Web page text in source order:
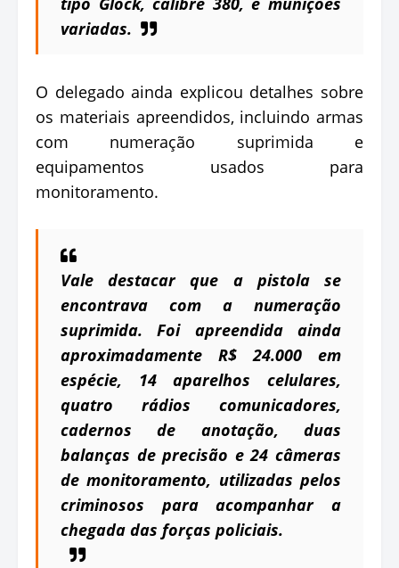
variadas.
O delegado ainda explicou detalhes sobre
os materiais apreendidos, incluindo armas
com numeração suprimida e
equipamentos usados para
monitoramento.
Vale destacar que a pistola se
encontrava com a numeração
suprimida. Foi apreendida ainda
aproximadamente R$ 24.000 em
espécie, 14 aparelhos celulares,
quatro rádios comunicadores,
cadernos de anotação, duas
balanças de precisão e 24 câmeras
de monitoramento, utilizadas pelos
criminosos para acompanhar a
chegada das forças policiais.